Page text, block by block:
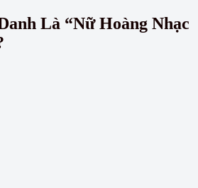
Là “Nữ Hoàng Nhạc